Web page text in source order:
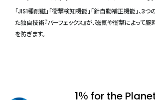
「JIS1種耐磁」「衝撃検知機能」「針自動補正機能」、3
た独自技術『パーフェックス』が、磁気や衝撃によって
を防ぎます。
1％ for the